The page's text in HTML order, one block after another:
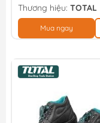
Thương hiệu: TOTAL
Mua ngay